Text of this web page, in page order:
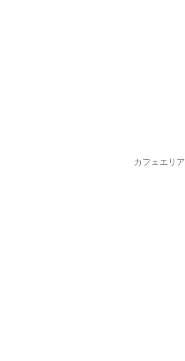
カフェエリア